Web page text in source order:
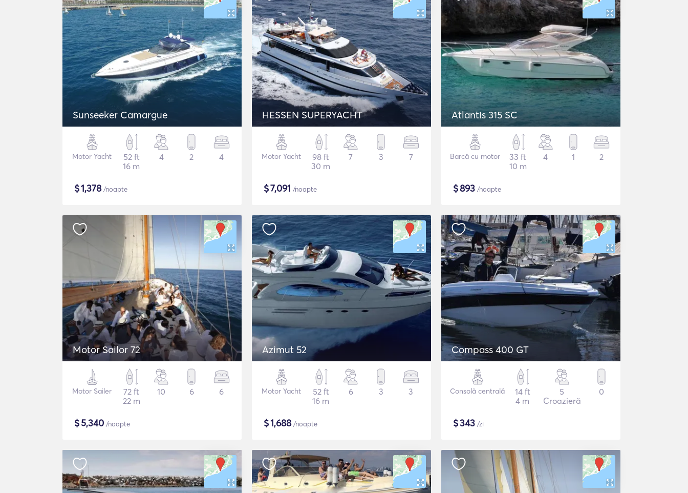
Sunseeker Camargue
Motor Yacht
52 ft
16 m
4 2 4
$1,378/noapte
HESSEN SUPERYACHT
Motor Yacht
98 ft
30 m
7 3 7
$7,091 /noapte
Atlantis 315 SC
Barcă cu motor
33 ft
10 m
4 1 2
$893 /noapte
Motor Sailor 72
Motor Sailer
72 ft
22 m
10 6 6
$5,340 /noapte
Azimut 52
Motor Yacht
52 ft
16 m
6 3 3
$1,688/noapte
Compass 400 GT
Consolă centrală
14 ft
4 m
5
Croazieră
0
$343 /zi